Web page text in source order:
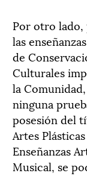
Por otro
las
de
Culturales
la
ninguna
posesión del
Artes
Enseñanzas
Musical, se